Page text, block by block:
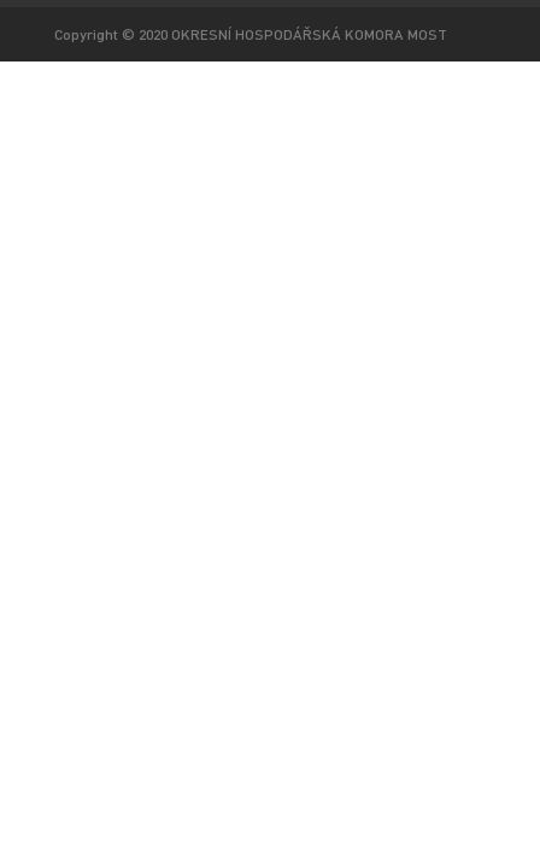
Copyright © 2020 OKRESNÍ HOSPODÁŘSKÁ KOMORA MOST